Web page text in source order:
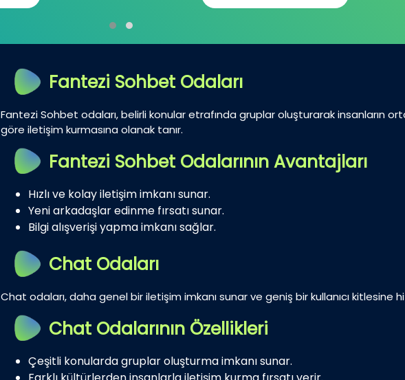
Fantezi Sohbet Odaları
Fantezi Sohbet odaları, belirli konular etrafında gruplar oluşturarak insanların
göre iletişim kurmasına olanak tanır.
Fantezi Sohbet Odalarının Avantajları
Hızlı ve kolay iletişim imkanı sunar.
Yeni arkadaşlar edinme fırsatı sunar.
Bilgi alışverişi yapma imkanı sağlar.
Chat Odaları
Chat odaları, daha genel bir iletişim imkanı sunar ve geniş bir kullanıcı kitlesine
Chat Odalarının Özellikleri
Çeşitli konularda gruplar oluşturma imkanı sunar.